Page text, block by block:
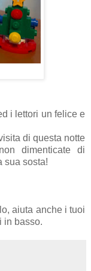
i lettori un felice e
di questa notte
dimenticate di
sua sosta!
aiuta anche i tuoi
in basso.